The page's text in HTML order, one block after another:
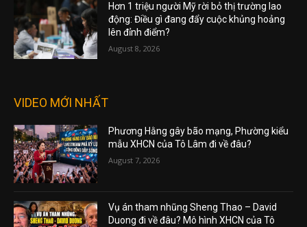
Hơn 1 triệu người Mỹ rời bỏ thị trường lao
động: Điều gì đang đẩy cuộc khủng hoảng
lên đỉnh điểm?
August 8, 2026
VIDEO MỚI NHẤT
Phương Hằng gây bão mạng, Phường kiểu
mẫu XHCN của Tô Lâm đi về đâu?
August 7, 2026
Vụ án tham nhũng Sheng Thao – David
Duong đi về đâu? Mô hình XHCN của Tô